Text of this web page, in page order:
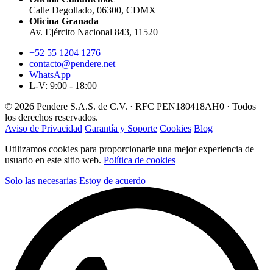
Calle Degollado, 06300, CDMX
Oficina Granada
Av. Ejército Nacional 843, 11520
+52 55 1204 1276
contacto@pendere.net
WhatsApp
L-V: 9:00 - 18:00
© 2026 Pendere S.A.S. de C.V. · RFC PEN180418AH0 · Todos
los derechos reservados.
Aviso de Privacidad Garantía y Soporte Cookies Blog
Utilizamos cookies para proporcionarle una mejor experiencia de
usuario en este sitio web. Política de cookies
Solo las necesarias Estoy de acuerdo